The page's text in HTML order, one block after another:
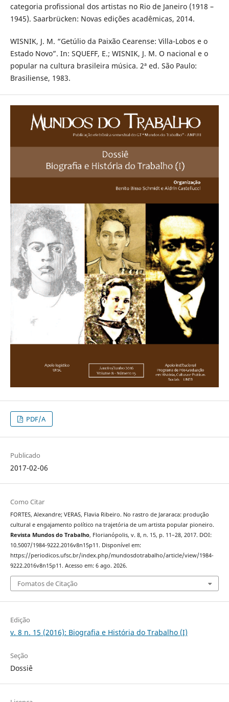
categoria profissional dos artistas no Rio de Janeiro (1918 –
1945). Saarbrücken: Novas edições acadêmicas, 2014.
WISNIK, J. M. “Getúlio da Paixão Cearense: Villa-Lobos e o
Estado Novo”. In: SQUEFF, E.; WISNIK, J. M. O nacional e o
popular na cultura brasileira música. 2ª ed. São Paulo:
Brasiliense, 1983.
PDF/A
Publicado
2017-02-06
Como Citar
FORTES, Alexandre; VERAS, Flavia Ribeiro. No rastro de Jararaca: produção
cultural e engajamento político na trajetória de um artista popular pioneiro.
Revista Mundos do Trabalho, Florianópolis, v. 8, n. 15, p. 11–28, 2017. DOI:
10.5007/1984-9222.2016v8n15p11. Disponível em:
https://periodicos.ufsc.br/index.php/mundosdotrabalho/article/view/1984-
9222.2016v8n15p11. Acesso em: 6 ago. 2026.
Fomatos de Citação
Edição
v. 8 n. 15 (2016): Biografia e História do Trabalho (I)
Seção
Dossiê